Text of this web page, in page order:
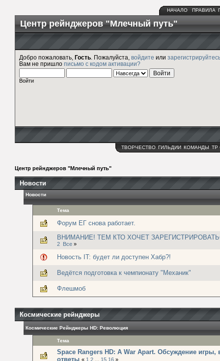
НАЧАЛО ПРАВИЛА
Центр рейнджеров "Млечный путь"
Добро пожаловать, Гость . Пожалуйста, войдите или
Вам не пришло письмо с кодом активации?
Войти
ТВОРЧЕСТВО ГИЛЬДИИ КОМАНДЫ ТР
Центр рейнджеров "Млечный путь"
Новости
Новости
Тема
Форум ЕГ снова работает.
ВНИМАНИЕ! ТЕМ КТО ХОЧЕТ
2 Все »
Новость IT: будет ли доступен Хабр?!
Ведётся подготовка к чемпионату "Механик"
Флешмоб
Космические рейнджеры
Космические Рейнджеры HD: Революция
Тема
Space Rangers HD: A War Apart. Обсуждение игры,
ответы « 1 2 15 16 »